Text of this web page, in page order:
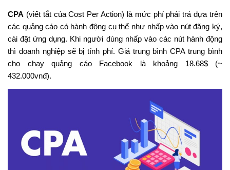
CPA (viết tắt của Cost Per Action) là mức phí phải trả dựa trên
các quảng cáo có hành động cụ thể như nhấp vào nút đăng ký,
cài đặt ứng dụng. Khi người dùng nhấp vào các nút hành động
thì doanh nghiệp sẽ bị tính phí. Giá trung bình CPA trung bình
cho chạy quảng cáo Facebook là khoảng 18.68$ (~
432.000vnđ).